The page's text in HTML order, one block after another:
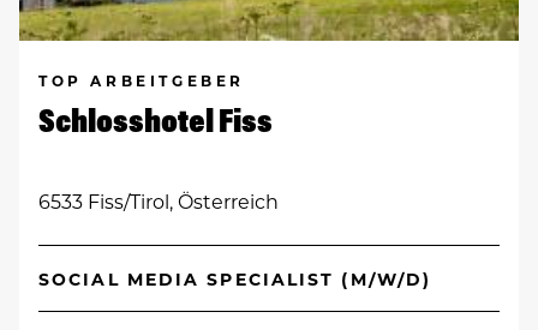
TOP ARBEITGEBER
Schlosshotel Fiss
6533 Fiss/Tirol, Österreich
SOCIAL MEDIA SPECIALIST (M/W/D)